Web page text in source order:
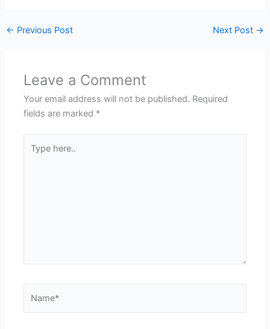
← Previous Post Next Post →
Leave a Comment
Your email address will not be published. Required
fields are marked *
here..